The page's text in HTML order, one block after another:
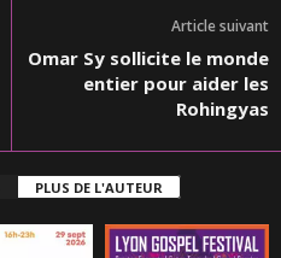
Article suivant
Omar Sy sollicite le monde
entier pour aider les
Rohingyas
PLUS DE L'AUTEUR